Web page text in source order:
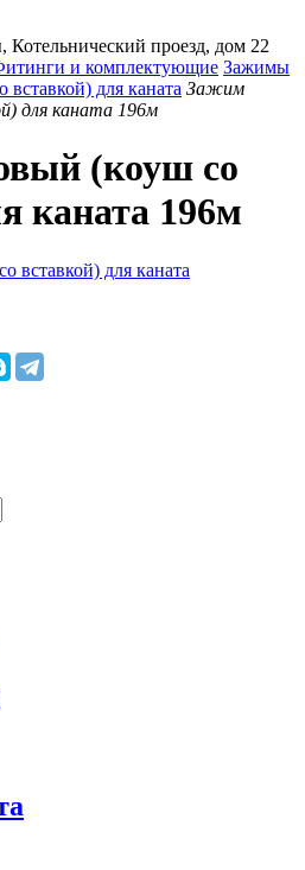
проезд, дом 22
и комплектующие Зажимы
для каната Зажим
для каната 196м
(коуш со
каната 196м